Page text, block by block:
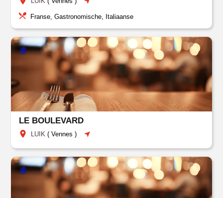
Franse, Gastronomische, Italiaanse
LE BOULEVARD
LUIK (Vennes )